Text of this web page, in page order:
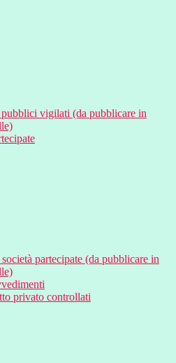
vigilati (da pubblicare in
partecipate (da pubblicare in
privato controllati